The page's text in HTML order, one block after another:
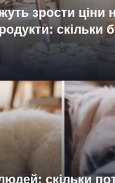
зрости ціни
скільки
скільки